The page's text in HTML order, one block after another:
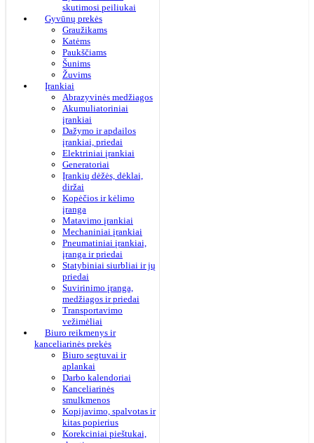
skutimosi peiliukai
Gyvūnų prekės
Graužikams
Katėms
Paukščiams
Šunims
Žuvims
Įrankiai
Abrazyvinės medžiagos
Akumuliatoriniai
įrankiai
Dažymo ir apdailos
įrankiai, priedai
Elektriniai įrankiai
Generatoriai
Įrankių dėžės, dėklai,
diržai
Kopėčios ir kėlimo
įranga
Matavimo įrankiai
Mechaniniai įrankiai
Pneumatiniai įrankiai,
įranga ir priedai
Statybiniai siurbliai ir jų
priedai
Suvirinimo įranga,
medžiagos ir priedai
Transportavimo
vežimėliai
Biuro reikmenys ir
kanceliarinės prekės
Biuro segtuvai ir
aplankai
Darbo kalendoriai
Kanceliarinės
smulkmenos
Kopijavimo, spalvotas ir
kitas popierius
Korekciniai pieštukai,